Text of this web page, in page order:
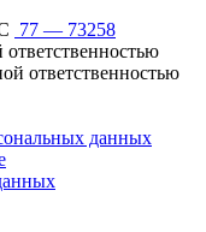
77 — 73258
ответственностью
данных